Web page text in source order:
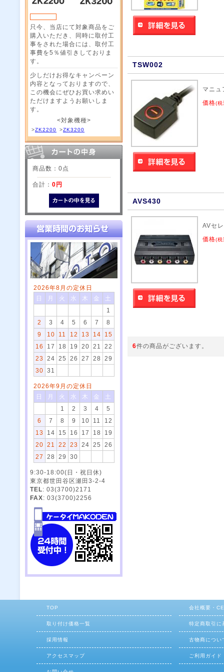
只今、当店にて対象商品をご
購入いただき、同時に取付工
事をされた場合には、取付工
事費を5％値引きしておりま
す。
少しだけお得なキャンペーン
内容となっておりますので、
この機会にぜひお買い求めい
ただけますようお願いしま
す。
<対象機種>
>ZK2200 >ZK3200
商品数：0点
合計： 0円
2026年8月の定休日
日
月 火 水 木 金
土
1
2
3 4 5 6 7
8
9
10 11 12 13 14
15
16
17 18 19 20 21
22
23
24 25 26 27 28
29
30
31
2026年9月の定休日
日
月 火 水 木 金
土
1
2 3 4
5
6
7 8 9 10 11
12
13
14 15 16 17 18
19
20
21 22 23 24 25
26
27
28 29 30
9:30-18:00(日・祝日休)
東京都世田谷区瀬田3-2-4
TEL: 03(3700)2171
FAX: 03(3700)2256
TSW002
マニュ
価格(税
AVS430
AVセ
価格(税
6件の商品がございます。
TOP 会社概要・
取り付け価格一覧 特定商取引に
採用情報 古物商につい
アクセスマップ ご利用ガイド